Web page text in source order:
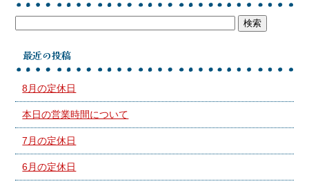
最近の投稿
8月の定休日
本日の営業時間について
7月の定休日
6月の定休日